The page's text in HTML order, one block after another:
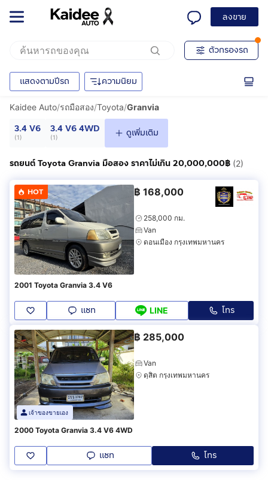
ลงขาย
ตัวกรองรถ
แสดงตามปีรถ ความนิยม
Kaidee Auto/รถมือสอง/Toyota/Granvia
3.4 V6
(1)
3.4 V6 4WD
(1) ดูเพิ่มเติม
รถยนต์ Toyota Granvia มือสอง ราคาไม่เกิน 20,000,000฿ (2)
HOT ฿ 168,000
258,000 กม.
Van
ดอนเมือง กรุงเทพมหานคร
2001 Toyota Granvia 3.4 V6
แชท LINE โทร
เจ้าของขายเอง
฿ 285,000
Van
ดุสิต กรุงเทพมหานคร
2000 Toyota Granvia 3.4 V6 4WD
แชท โทร